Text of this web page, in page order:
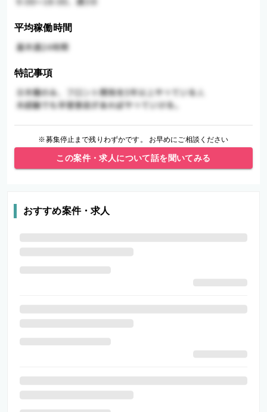
平均稼働時間
特記事項
※募集停止まで残りわずかです。 お早めにご相談ください
この案件・求人について話を聞いてみる
おすすめ案件・求人